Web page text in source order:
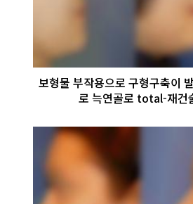
보형물 부작용으로 구형구축이
로 늑연골로 total-재건